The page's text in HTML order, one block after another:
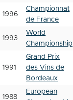
1996
Championnat
de France
1993
World
Championship
1991
Grand Prix
des Vins de
Bordeaux
1988
European